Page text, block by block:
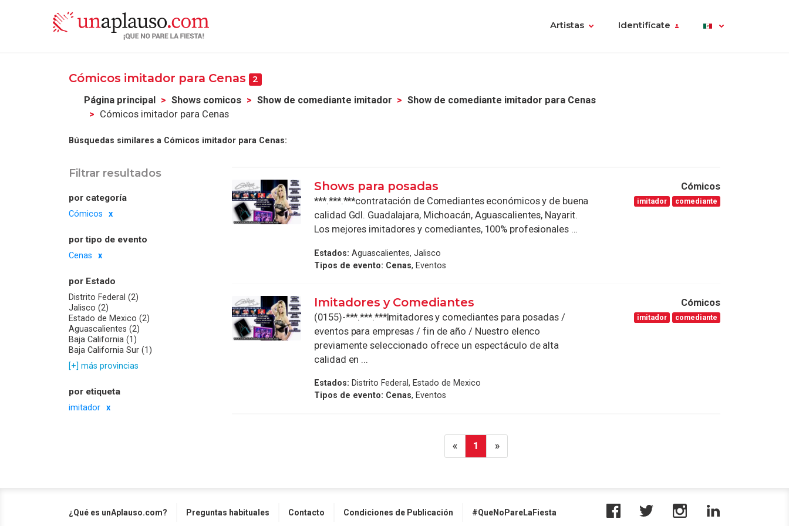
Artistas Identifícate
Cómicos imitador para Cenas 2
Página principal Shows comicos Show de comediante imitador
Show de comediante imitador para Cenas
Cómicos imitador para Cenas
Búsquedas similares a Cómicos imitador para Cenas:
Filtrar resultados
por categoría
Cómicos
por tipo de evento
Cenas
por Estado
Distrito Federal (2)
Jalisco (2)
Estado de Mexico (2)
Aguascalientes (2)
Baja California (1)
Baja California Sur (1)
[+] más provincias
por etiqueta
imitador
Shows para posadas
***.***.***contratación de Comediantes económicos y de buena
calidad Gdl. Guadalajara, Michoacán, Aguascalientes, Nayarit.
Los mejores imitadores y comediantes, 100% profesionales ...
Estados: Aguascalientes, Jalisco
Tipos de evento: Cenas, Eventos
Cómicos
imitador comediante
Imitadores y Comediantes
(0155)-***.***.***Imitadores y comediantes para posadas /
eventos para empresas / fin de año / Nuestro elenco
previamente seleccionado ofrece un espectáculo de alta
calidad en ...
Estados: Distrito Federal, Estado de Mexico
Tipos de evento: Cenas, Eventos
Cómicos
imitador comediante
« 1 »
¿Qué es unAplauso.com? Preguntas habituales Contacto Condiciones de Publicación #QueNoPareLaFiesta